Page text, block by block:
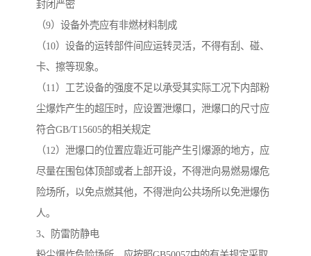
封闭严密
（9）设备外壳应有非燃材料制成
（10）设备的运转部件间应运转灵活，不得有刮、碰、
卡、擦等现象。
（11）工艺设备的强度不足以承受其实际工况下内部粉
尘爆炸产生的超压时，应设置泄爆口，泄爆口的尺寸应
符合GB/T15605的相关规定
（12）泄爆口的位置应靠近可能产生引爆源的地方，应
尽量在围包体顶部或者上部开设，不得泄向易燃易爆危
险场所，以免点燃其他，不得泄向公共场所以免泄爆伤
人。
3、防雷防静电